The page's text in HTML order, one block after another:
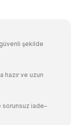
şekilde
hazır ve uzun
sorunsuz iade–